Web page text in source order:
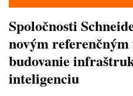
Spoločnosti
novým
budovanie
inteligenciu